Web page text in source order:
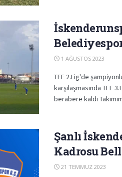
1 AĞUSTOS 2023
TFF 2.Lig'de
karşılaşmasında TFF
berabere kaldı
Şanlı
Kadrosu
21 TEMMUZ 2023